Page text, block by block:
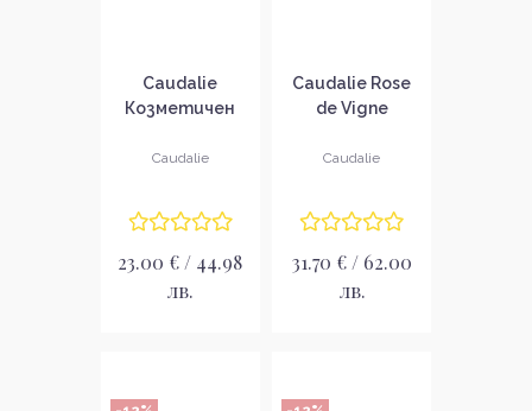
Caudalie
Козметичен
пътуване през
Caudalie
23.00 € / 44.98
лв.
Caudalie Rose
de Vigne
комплект
Caudalie
31.70 € / 62.00
лв.